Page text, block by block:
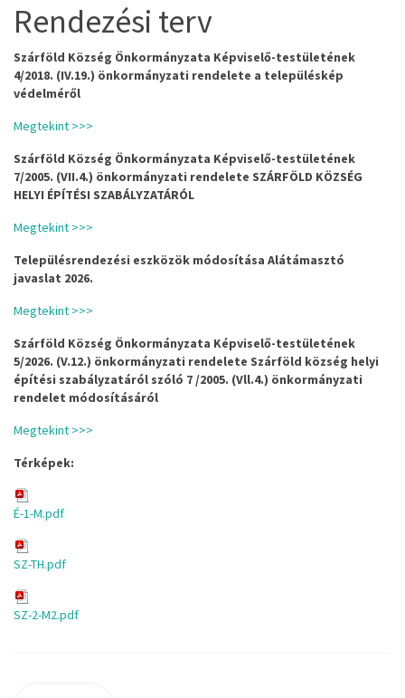
Rendezési terv
Szárföld Község Önkormányzata Képviselő-testületének
4/2018. (IV.19.) önkormányzati rendelete a településkép
védelméről
Megtekint >>>
Szárföld Község Önkormányzata Képviselő-testületének
7/2005. (VII.4.) önkormányzati rendelete SZÁRFÖLD KÖZSÉG
HELYI ÉPÍTÉSI SZABÁLYZATÁRÓL
Megtekint >>>
Településrendezési eszközök módosítása Alátámasztó
javaslat 2026.
Megtekint >>>
Szárföld Község Önkormányzata Képviselő-testületének
5/2026. (V.12.) önkormányzati rendelete Szárföld község helyi
építési szabályzatáról szóló 7 /2005. (Vll.4.) önkormányzati
rendelet módosításáról
Megtekint >>>
Térképek:
É-1-M.pdf
SZ-TH.pdf
SZ-2-M2.pdf